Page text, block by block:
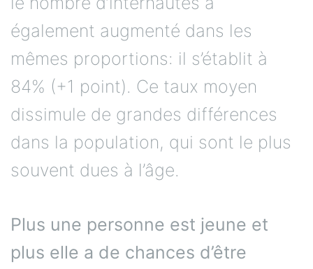
également augmenté dans les
mêmes proportions: il s’établit à
84% (+1 point). Ce taux moyen
dissimule de grandes différences
dans la population, qui sont le plus
souvent dues à l’âge.
Plus une personne est jeune et
plus elle a de chances d’être